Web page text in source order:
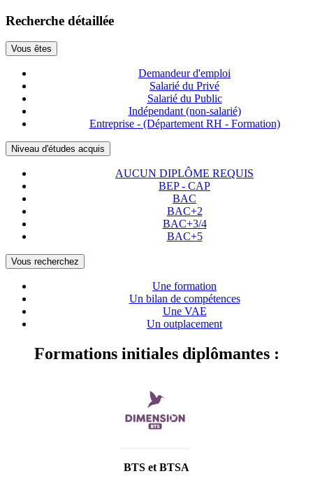
Recherche détaillée
Vous êtes
Demandeur d'emploi
Salarié du Privé
Salarié du Public
Indépendant (non-salarié)
Entreprise - (Département RH - Formation)
Niveau d'études acquis
AUCUN DIPLÔME REQUIS
BEP - CAP
BAC
BAC+2
BAC+3/4
BAC+5
Vous recherchez
Une formation
Un bilan de compétences
Une VAE
Un outplacement
Formations initiales diplômantes :
BTS et BTSA